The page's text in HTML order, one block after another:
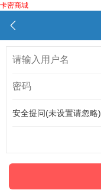
卡密商城
安全提问(未设置请忽略)